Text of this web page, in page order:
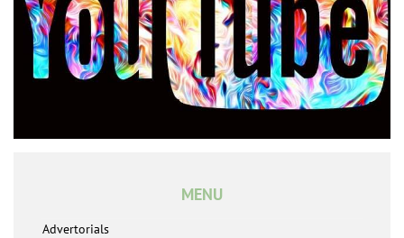
MENU
Advertorials